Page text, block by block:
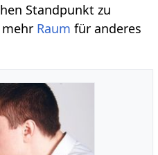
Standpunkt zu
Raum für anderes